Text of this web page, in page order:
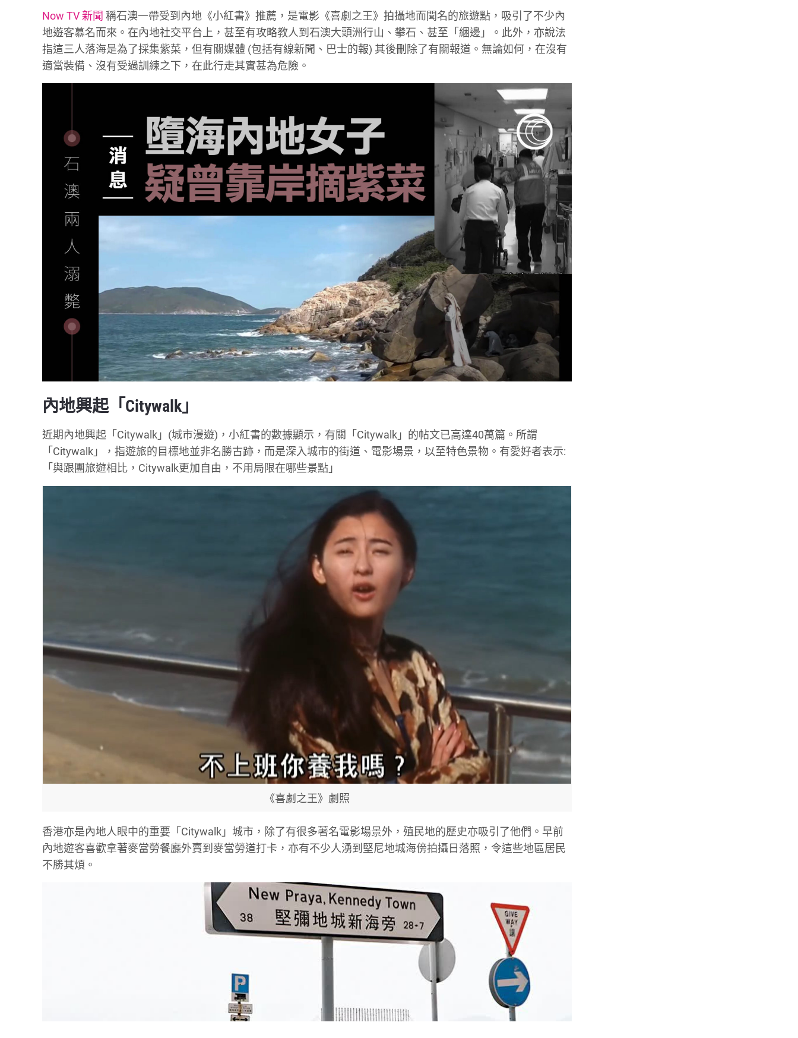
Now TV 新聞 稱石澳一帶受到內地《小紅書》推薦，是電影《喜劇之王》拍攝地而聞名的旅遊點，吸引了不少內
地遊客慕名而來。在內地社交平台上，甚至有攻略教人到石澳大頭洲行山、攀石、甚至「綑邊」。此外，亦說法
指這三人落海是為了採集紫菜，但有關媒體 (包括有線新聞、巴士的報) 其後刪除了有關報道。無論如何，在沒有
適當裝備、沒有受過訓練之下，在此行走其實甚為危險。
內地興起「Citywalk」
近期內地興起「Citywalk」(城市漫遊)，小紅書的數據顯示，有關「Citywalk」的帖文已高達40萬篇。所謂
「Citywalk」，指遊旅的目標地並非名勝古跡，而是深入城市的街道、電影場景，以至特色景物。有愛好者表示:
「與跟團旅遊相比，Citywalk更加自由，不用局限在哪些景點」
《喜劇之王》劇照
香港亦是內地人眼中的重要「Citywalk」城市，除了有很多著名電影場景外，殖民地的歷史亦吸引了他們。早前
內地遊客喜歡拿著麥當勞餐廳外賣到麥當勞道打卡，亦有不少人湧到堅尼地城海傍拍攝日落照，令這些地區居民
不勝其煩。